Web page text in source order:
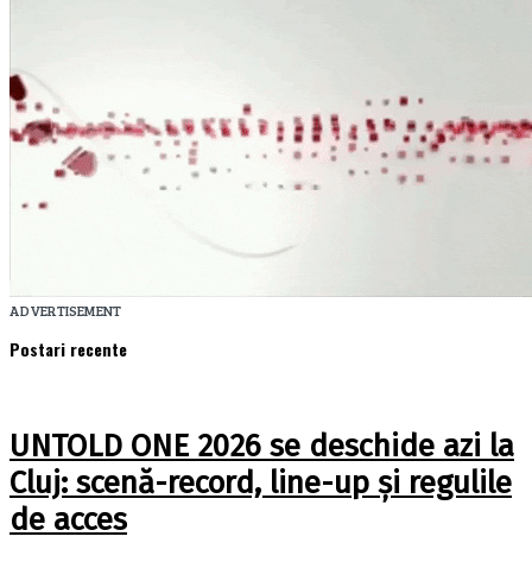
ADVERTISEMENT
Postari recente
UNTOLD ONE 2026 se deschide azi la
Cluj: scenă-record, line-up și regulile
de acces